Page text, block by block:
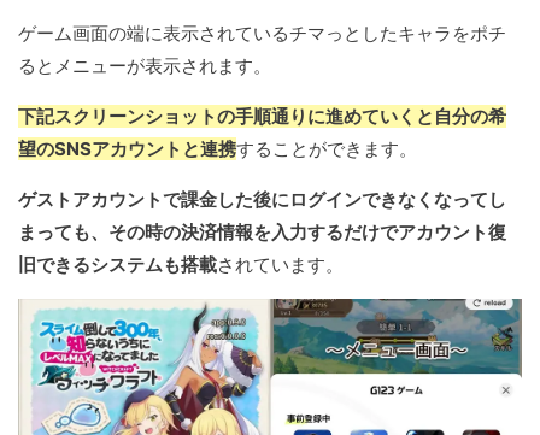
ゲーム画面の端に表示されているチマっとしたキャラをポチ
るとメニューが表示されます。
下記スクリーンショットの手順通りに進めていくと自分の希
望のSNSアカウントと連携することができます。
ゲストアカウントで課金した後にログインできなくなってし
まっても、その時の決済情報を入力するだけでアカウント復
旧できるシステムも搭載されています。